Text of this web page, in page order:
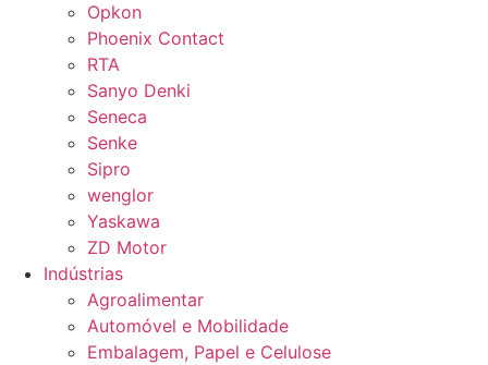
Opkon
Phoenix Contact
RTA
Sanyo Denki
Seneca
Senke
Sipro
wenglor
Yaskawa
ZD Motor
Indústrias
Agroalimentar
Automóvel e Mobilidade
Embalagem, Papel e Celulose